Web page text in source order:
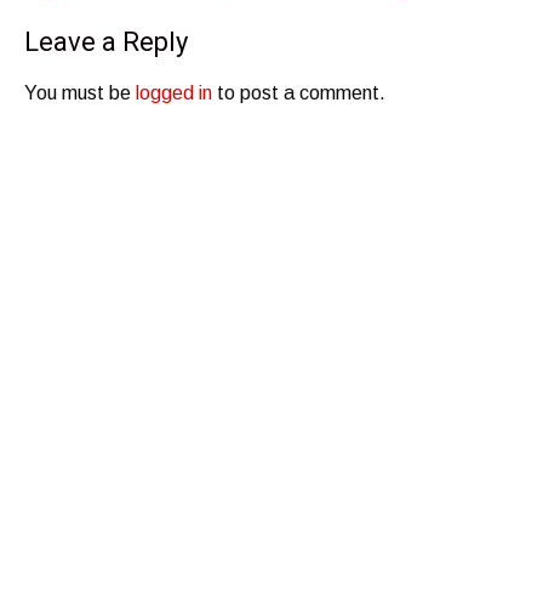
Leave a Reply
You must be logged in to post a comment.